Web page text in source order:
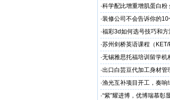
学备考之路
·科学配比增重增肌蛋白粉
源头定制
·装修公司不会告诉你的
·福彩3d如何选号技巧和方
·苏州剑桥英语课程（
州学校
·无锡雅思托福培训留学
·出口白芸豆代加工身材管
贴牌
·渔光互补项目开工，奏响
·“紫”耀进博，优博瑞慕彰